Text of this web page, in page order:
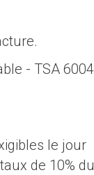
- TSA
le jour
de 10% du